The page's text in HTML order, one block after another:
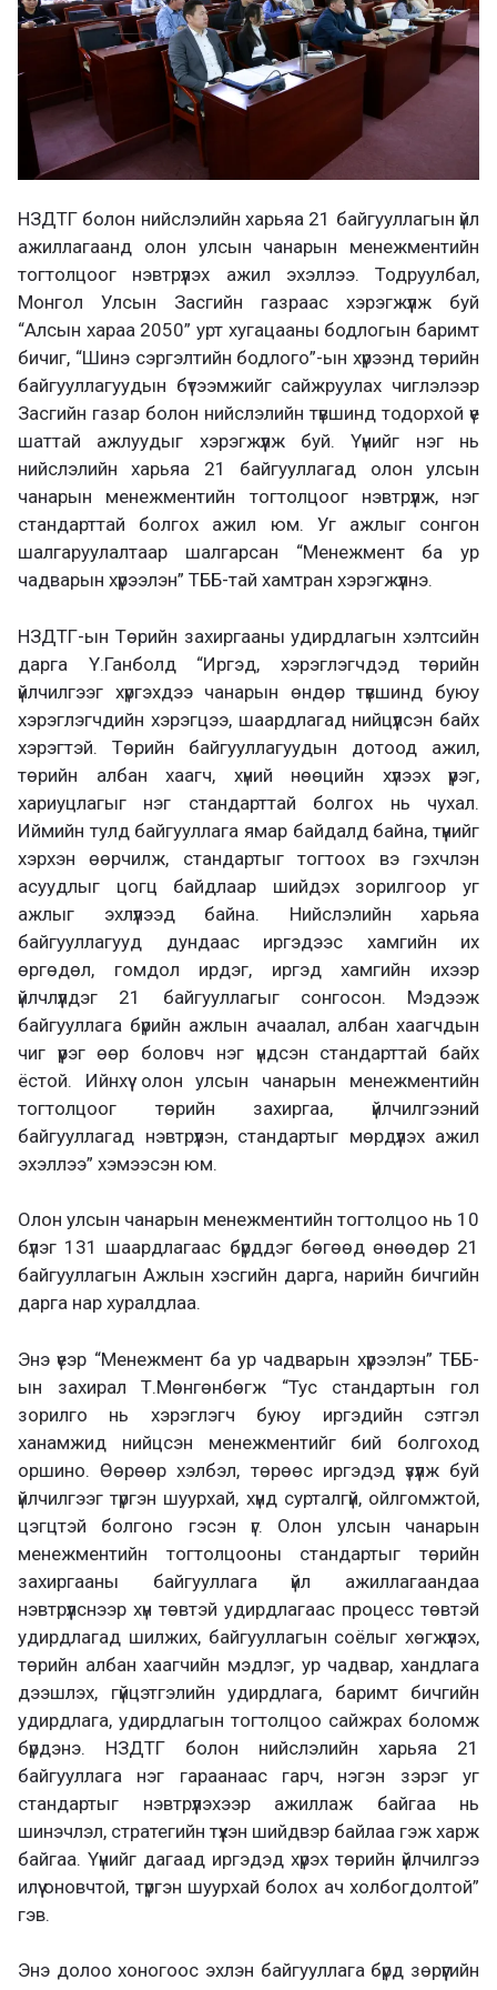
НЗДТГ болон нийслэлийн харьяа 21 байгууллагын үйл
ажиллагаанд олон улсын чанарын менежментийн
тогтолцоог нэвтрүүлэх ажил эхэллээ. Тодруулбал,
Монгол Улсын Засгийн газраас хэрэгжүүлж буй
“Алсын хараа 2050” урт хугацааны бодлогын баримт
бичиг, “Шинэ сэргэлтийн бодлого”-ын хүрээнд төрийн
байгууллагуудын бүтээмжийг сайжруулах чиглэлээр
Засгийн газар болон нийслэлийн түвшинд тодорхой үе
шаттай ажлуудыг хэрэгжүүлж буй. Үүнийг нэг нь
нийслэлийн харьяа 21 байгууллагад олон улсын
чанарын менежментийн тогтолцоог нэвтрүүлж, нэг
стандарттай болгох ажил юм. Уг ажлыг сонгон
шалгаруулалтаар шалгарсан “Менежмент ба ур
чадварын хүрээлэн” ТББ-тай хамтран хэрэгжүүлнэ.
НЗДТГ-ын Төрийн захиргааны удирдлагын хэлтсийн
дарга Ү.Ганболд “Иргэд, хэрэглэгчдэд төрийн
үйлчилгээг хүргэхдээ чанарын өндөр түвшинд буюу
хэрэглэгчдийн хэрэгцээ, шаардлагад нийцүүлсэн байх
хэрэгтэй. Төрийн байгууллагуудын дотоод ажил,
төрийн албан хаагч, хүний нөөцийн хүлээх үүрэг,
хариуцлагыг нэг стандарттай болгох нь чухал.
Иймийн тулд байгууллага ямар байдалд байна, түүнийг
хэрхэн өөрчилж, стандартыг тогтоох вэ гэхчлэн
асуудлыг цогц байдлаар шийдэх зорилгоор уг
ажлыг эхлүүлээд байна. Нийслэлийн харьяа
байгууллагууд дундаас иргэдээс хамгийн их
өргөдөл, гомдол ирдэг, иргэд хамгийн ихээр
үйлчлүүлдэг 21 байгууллагыг сонгосон. Мэдээж
байгууллага бүрийн ажлын ачаалал, албан хаагчдын
чиг үүрэг өөр боловч нэг үндсэн стандарттай байх
ёстой. Ийнхүү олон улсын чанарын менежментийн
тогтолцоог төрийн захиргаа, үйлчилгээний
байгууллагад нэвтрүүлэн, стандартыг мөрдүүлэх ажил
эхэллээ” хэмээсэн юм.
Олон улсын чанарын менежментийн тогтолцоо нь 10
бүлэг 131 шаардлагаас бүрддэг бөгөөд өнөөдөр 21
байгууллагын Ажлын хэсгийн дарга, нарийн бичгийн
дарга нар хуралдлаа.
Энэ үеэр “Менежмент ба ур чадварын хүрээлэн” ТББ-
ын захирал Т.Мөнгөнбөгж “Тус стандартын гол
зорилго нь хэрэглэгч буюу иргэдийн сэтгэл
ханамжид нийцсэн менежментийг бий болгоход
оршино. Өөрөөр хэлбэл, төрөөс иргэдэд үзүүлж буй
үйлчилгээг түргэн шуурхай, хүнд сурталгүй, ойлгомжтой,
цэгцтэй болгоно гэсэн үг. Олон улсын чанарын
менежментийн тогтолцооны стандартыг төрийн
захиргааны байгууллага үйл ажиллагаандаа
нэвтрүүлснээр хүн төвтэй удирдлагаас процесс төвтэй
удирдлагад шилжих, байгууллагын соёлыг хөгжүүлэх,
төрийн албан хаагчийн мэдлэг, ур чадвар, хандлага
дээшлэх, гүйцэтгэлийн удирдлага, баримт бичгийн
удирдлага, удирдлагын тогтолцоо сайжрах боломж
бүрдэнэ. НЗДТГ болон нийслэлийн харьяа 21
байгууллага нэг гараанаас гарч, нэгэн зэрэг уг
стандартыг нэвтрүүлэхээр ажиллаж байгаа нь
шинэчлэл, стратегийн түүхэн шийдвэр байлаа гэж харж
байгаа. Үүнийг дагаад иргэдэд хүрэх төрийн үйлчилгээ
илүү оновчтой, түргэн шуурхай болох ач холбогдолтой”
гэв.
Энэ долоо хоногоос эхлэн байгууллага бүрд зөрүүгийн